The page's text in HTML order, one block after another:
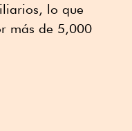
lo que
más de 5,000